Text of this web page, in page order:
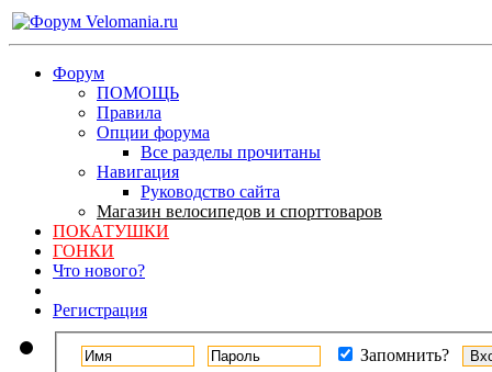
Форум
ПОМОЩЬ
Правила
Опции форума
Все разделы прочитаны
Навигация
Руководство сайта
Магазин велосипедов и спорттоваров
ПОКАТУШКИ
ГОНКИ
Что нового?
Регистрация
Запомнить?